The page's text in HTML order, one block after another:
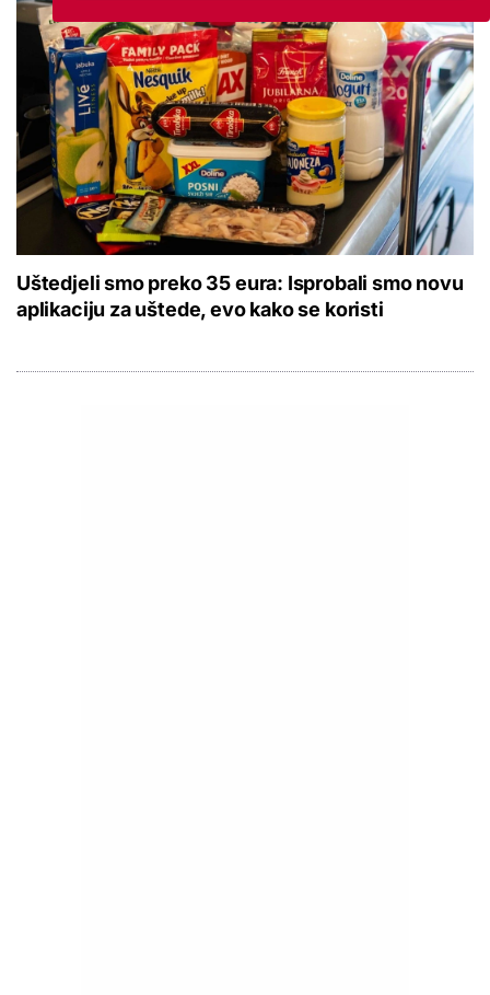
Uštedjeli smo preko 35 eura: Isprobali smo novu
aplikaciju za uštede, evo kako se koristi